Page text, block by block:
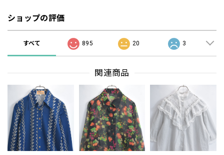
ショップの評価
すべて 895 20 3
関連商品